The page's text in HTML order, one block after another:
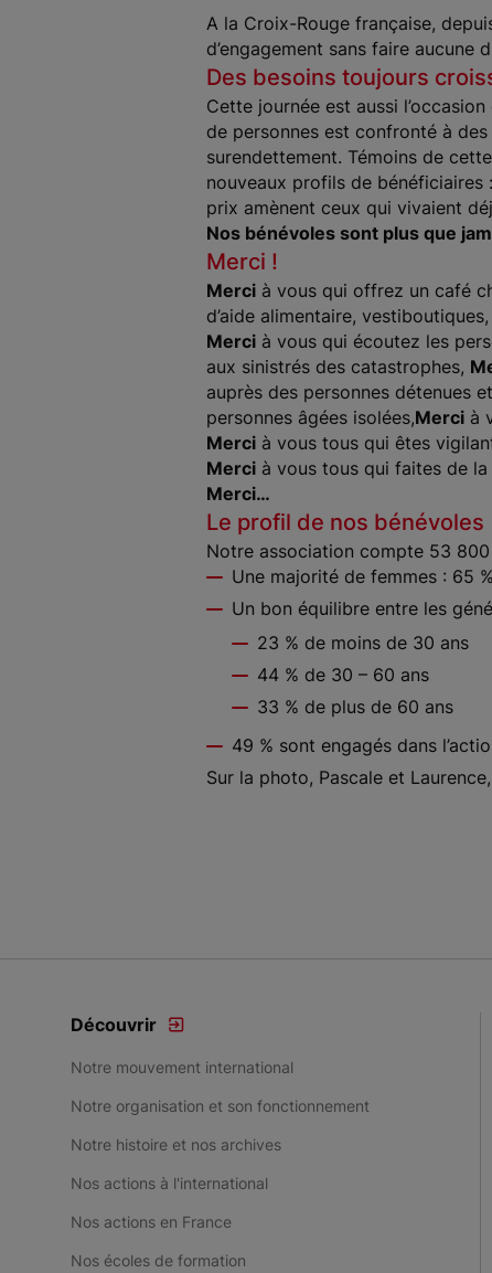
A la Croix-Rouge française,
d’engagement sans faire aucune
Des besoins toujours
Cette journée est aussi
de personnes est confronté à
surendettement. Témoins de
nouveaux profils de bénéficiaires
prix amènent ceux qui vivaient
Nos bénévoles sont plus que
Merci !
Merci à vous qui offrez un café
d’aide alimentaire, vestiboutiques,
Merci à vous qui écoutez les
aux sinistrés des catastrophes,
auprès des personnes détenues
personnes âgées isolées,Merci à
Merci à vous tous qui êtes
Merci à vous tous qui faites de
Merci…
Le profil de nos bénévoles
Notre association compte 53
Une majorité de femmes : 65
Un bon équilibre entre les
23 % de moins de 30 ans
44 % de 30 – 60 ans
33 % de plus de 60 ans
49 % sont engagés dans
Sur la photo, Pascale et
Découvrir
Notre mouvement international
Notre organisation et son fonctionnement
Notre histoire et nos archives
Nos actions à l'international
Nos actions en France
Nos écoles de formation